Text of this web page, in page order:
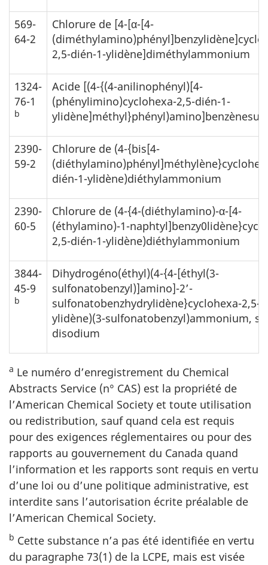
569-
64-2
Chlorure de [4-[α-[4-
2,5-dién-1-ylidène]diméthylammonium
1324-
76-1
b
Acide [(4-{(4-anilinophényl)[4-
(phénylimino)cyclohexa-2,5-dién-1-
2390-
59-2
Chlorure de (4-{bis[4-
dién-1-ylidène)diéthylammonium
2390-
60-5
Chlorure de (4-{4-(diéthylamino)-α-[4-
(éthylamino)-1-
2,5-dién-1-ylidène)diéthylammonium
3844-
45-9
b
Dihydrogéno(éthyl)(4-{4-[éthyl(3-
sulfonatobenzyl)]amino]-2’-
sulfonatobenzhydrylidène}cyclohexa-2,5-
ylidène)(3-sulfonatobenzyl)ammonium,
disodium
a Le numéro d’enregistrement du Chemical
Abstracts Service (n° CAS) est la propriété de
l’American Chemical Society et toute utilisation
ou redistribution, sauf quand cela est requis
pour des exigences réglementaires ou pour des
rapports au gouvernement du Canada quand
l’information et les rapports sont requis en vertu
d’une loi ou d’une politique administrative, est
interdite sans l’autorisation écrite préalable de
l’American Chemical Society.
b Cette substance n’a pas été identifiée en vertu
du paragraphe 73(1) de la LCPE, mais est visée